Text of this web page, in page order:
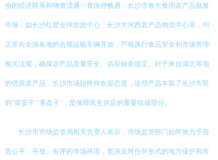
份的经济联系和物资流通一直保持畅通。长沙市各大食用农产品批发
市场，如长沙红星全球农批中心、长沙大河西农产品物流中心等，均
正常向全国各地的合规运输车辆开放，严格执行食品安全和市场管理
相关法规，确保农产品质量安全、供应链条稳定。对于来自湖北等地
的优质农产品，长沙市场始终持欢迎态度，这些产品丰富了长沙市民
的“菜篮子”“果盘子”，是保障民生供应的重要组成部分。
长沙市市场监管局相关负责人表示，市场监管部门始终致力于营
造公平、开放、有序的市场环境，坚决反对任何形式的地方保护和市